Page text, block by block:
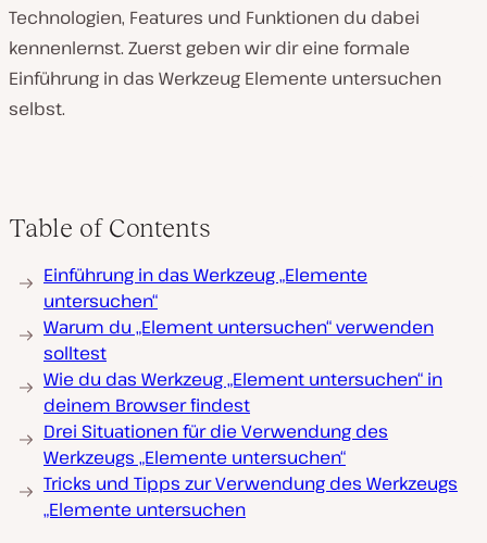
Technologien, Features und Funktionen du dabei
kennenlernst. Zuerst geben wir dir eine formale
Einführung in das Werkzeug Elemente untersuchen
selbst.
Table of Contents
Einführung in das Werkzeug „Elemente
untersuchen“
Warum du „Element untersuchen“ verwenden
solltest
Wie du das Werkzeug „Element untersuchen“ in
deinem Browser findest
Drei Situationen für die Verwendung des
Werkzeugs „Elemente untersuchen“
Tricks und Tipps zur Verwendung des Werkzeugs
„Elemente untersuchen